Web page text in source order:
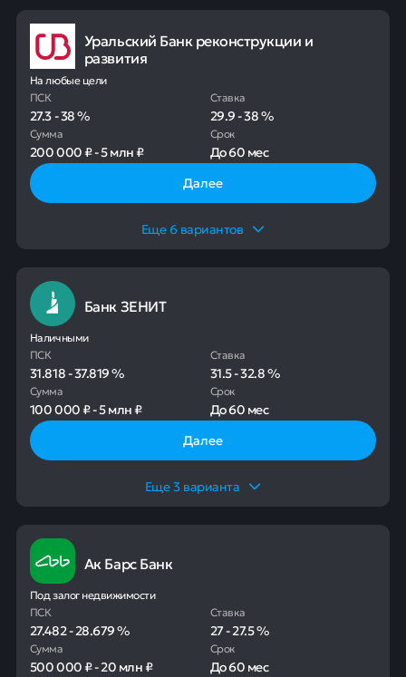
Уральский Банк реконструкции и
развития
На любые цели
ПСК
27.3-38%
Ставка
29.9-38%
Сумма
200 000 ₽-5 млн ₽
Срок
До60 мес
Далее
Еще6 вариантов
Банк ЗЕНИТ
Наличными
ПСК
31.818-37.819%
Ставка
31.5-32.8%
Сумма
100 000 ₽-5 млн ₽
Срок
До60 мес
Далее
Еще3 варианта
Ак Барс Банк
Под залог недвижимости
ПСК
27.482-28.679%
Ставка
27-27.5%
Сумма
500 000 ₽-20 млн ₽
Срок
До60 мес